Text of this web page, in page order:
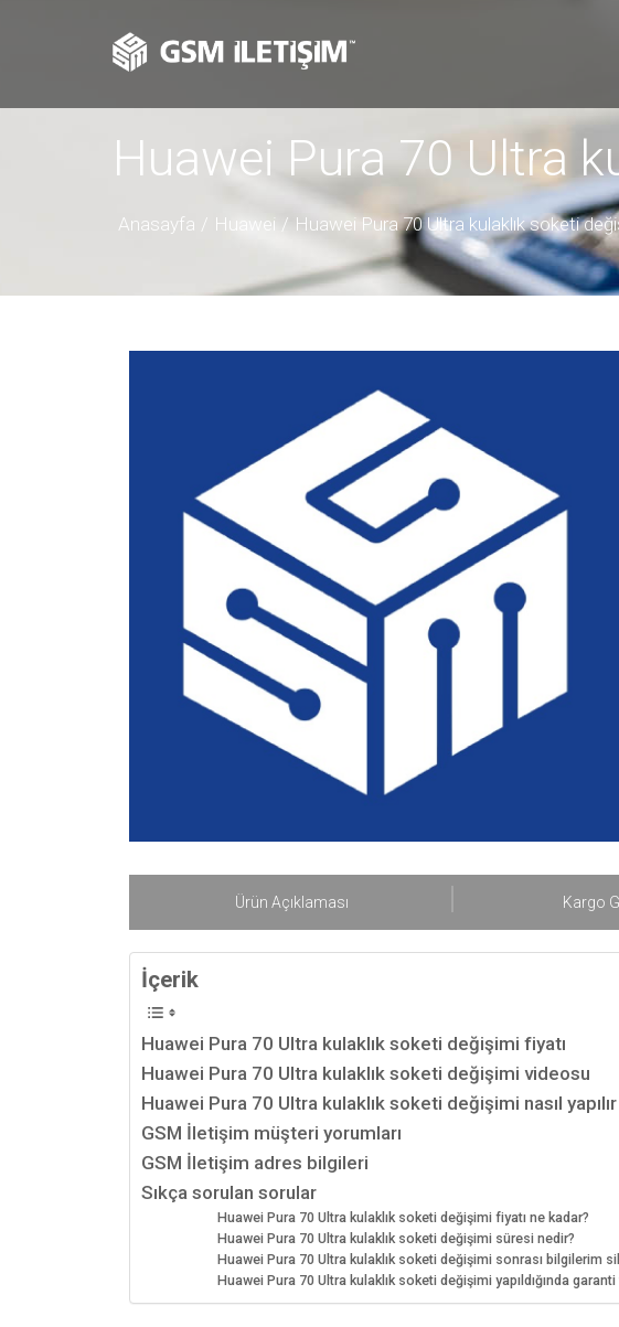
Huawei Pura 70 Ultra
Anasayfa Huawei Huawei Pura 70 Ultra kulaklık soketi
Ürün Açıklaması Kargo
İçerik
Huawei Pura 70 Ultra kulaklık soketi değişimi fiyatı
Huawei Pura 70 Ultra kulaklık soketi değişimi videosu
Huawei Pura 70 Ultra kulaklık soketi değişimi nasıl yapılır
GSM İletişim müşteri yorumları
GSM İletişim adres bilgileri
Sıkça sorulan sorular
Huawei Pura 70 Ultra kulaklık soketi değişimi fiyatı ne kadar?
Huawei Pura 70 Ultra kulaklık soketi değişimi süresi nedir?
Huawei Pura 70 Ultra kulaklık soketi değişimi sonrası bilgilerim
Huawei Pura 70 Ultra kulaklık soketi değişimi yapıldığında